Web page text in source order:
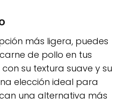
más ligera, puedes
de pollo en tus
su textura suave y su
elección ideal para
una alternativa más